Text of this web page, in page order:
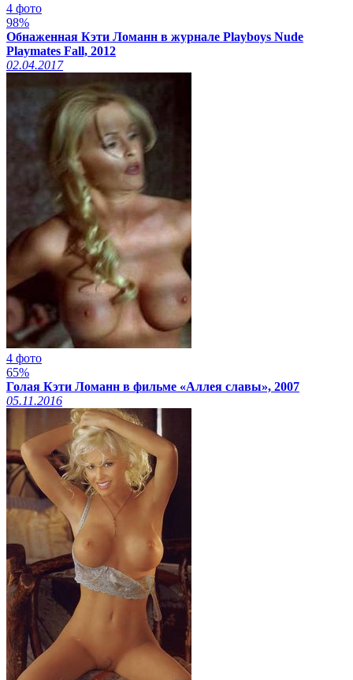
4 фото
98%
Обнаженная Кэти Ломанн в журнале Playboys Nude
Playmates Fall, 2012
02.04.2017
4 фото
65%
Голая Кэти Ломанн в фильме «Аллея славы», 2007
05.11.2016